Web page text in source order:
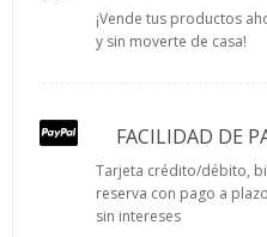
¡Vende tus productos
y sin moverte de casa!
FACILIDAD DE
Tarjeta crédito/débito,
reserva con pago a
sin intereses